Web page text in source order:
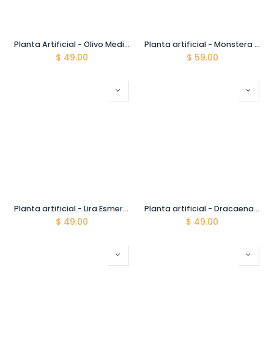
Planta Artificial - Olivo Mediterraneo - TPT12081 - 150 cm de alto
$ 49.00
Planta artificial - Monstera - TPT00683 - 110 cm de alto
$ 59.00
Planta artificial - Lira Esmeralda - TPT00395 - 150 cm de alto
$ 49.00
Planta artificial - Dracaena - TPT02590 - 180 cm de alto
$ 49.00